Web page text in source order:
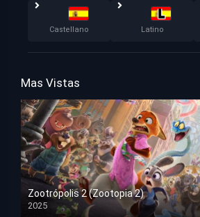
Castellano Latino
Mas Vistas
Zootrópolis 2 (Zootopia 2)
2025
HD 1080p